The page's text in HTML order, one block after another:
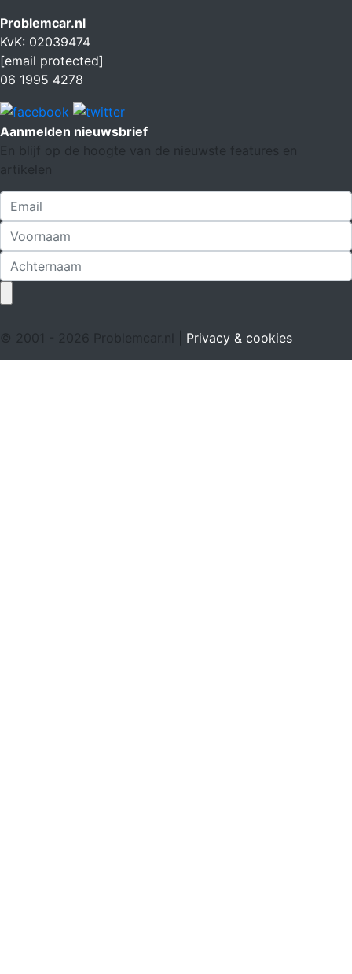
Problemcar.nl
KvK: 02039474
[email protected]
06 1995 4278
Aanmelden nieuwsbrief
En blijf op de hoogte van de nieuwste features en
artikelen
© 2001 - 2026 Problemcar.nl | Privacy & cookies